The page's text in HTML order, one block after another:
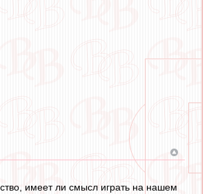
имеет ли смысл играть на нашем